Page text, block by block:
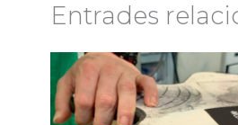
Entrades